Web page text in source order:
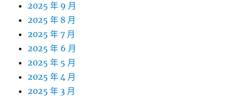
2025 年 9 月
2025 年 8 月
2025 年 7 月
2025 年 6 月
2025 年 5 月
2025 年 4 月
2025 年 3 月